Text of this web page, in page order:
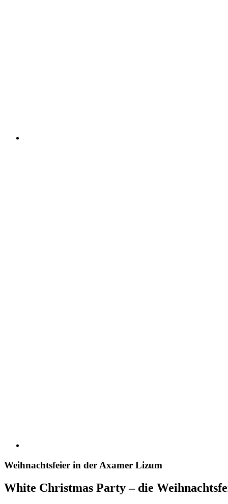
Weihnachtsfeier in der Axamer Lizum
White Christmas Party – die